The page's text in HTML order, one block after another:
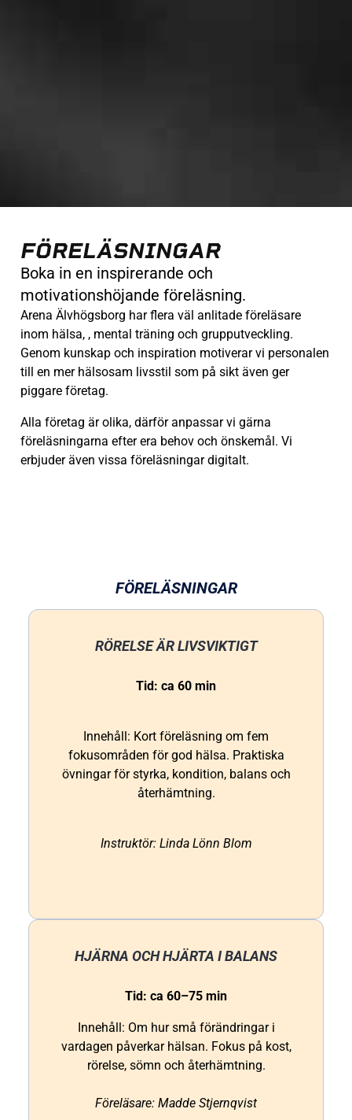
FÖRELÄSNINGAR
Boka in en inspirerande och
motivationshöjande föreläsning.
Arena Älvhögsborg har flera väl anlitade föreläsare
inom hälsa, , mental träning och grupputveckling.
Genom kunskap och inspiration motiverar vi personalen
till en mer hälsosam livsstil som på sikt även ger
piggare företag.
Alla företag är olika, därför anpassar vi gärna
föreläsningarna efter era behov och önskemål. Vi
erbjuder även vissa föreläsningar digitalt.
FÖRELÄSNINGAR
RÖRELSE ÄR LIVSVIKTIGT
Tid: ca 60 min
Innehåll: Kort föreläsning om fem
fokusområden för god hälsa. Praktiska
övningar för styrka, kondition, balans och
återhämtning.
Instruktör: Linda Lönn Blom
HJÄRNA OCH HJÄRTA I BALANS
Tid: ca 60–75 min
Innehåll: Om hur små förändringar i
vardagen påverkar hälsan. Fokus på kost,
rörelse, sömn och återhämtning.
Föreläsare: Madde Stjernqvist